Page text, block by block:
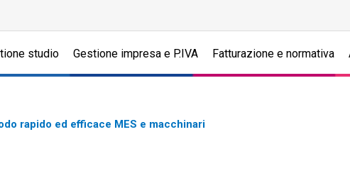
studio Gestione impresa e P.IVA Fatturazione e normativa
rapido ed efficace MES e macchinari